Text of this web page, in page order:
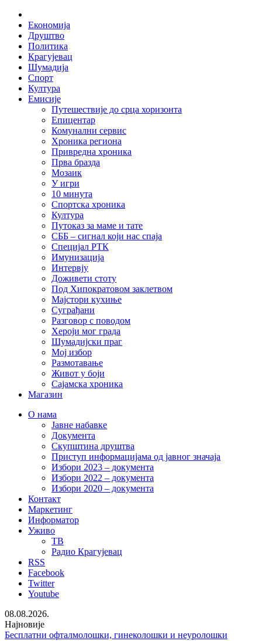
Skip
content
Економија
Друштво
Политика
Крагујевац
Шумадија
Спорт
Култура
Емисије
Путешествије до срца хоризонта
Епицентар
Комунални сервис
Хроника региона
Привредна хроника
Прва бразда
Мозаик
У игри
10 минута
Спортска хроника
Култура
Путоказ за маме и тате
СББ – сигнал који нас спаја
Специјал РТК
Имунизација
Интервју
Доживети стоту
Под Хипократовом заклетвом
Мајстори кухиње
Суграђани
Разговор с поводом
Хероји мог града
Шумадијски праг
Мој избор
Размотавање
Живот у боји
Сајамска хроника
Магазин
О нама
Јавне набавке
Документа
Скупштина друштва
Приступ информацијама од јавног значаја
Избори 2023 – документа
Избори 2022 – документа
Избори 2020 – документа
Контакт
Маркетинг
Информатор
Уживо
ТВ
Радио Крагујевац
RSS
Facebook
Twitter
Youtube
08.08.2026.
Најновије
Бесплатни офталмолошки, гинеколошки и неуролошки